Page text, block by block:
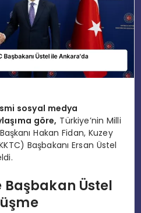
sosyal medya
göre, Türkiye’nin Milli
Hakan Fidan, Kuzey
Başbakanı Ersan Üstel
Başbakan Üstel